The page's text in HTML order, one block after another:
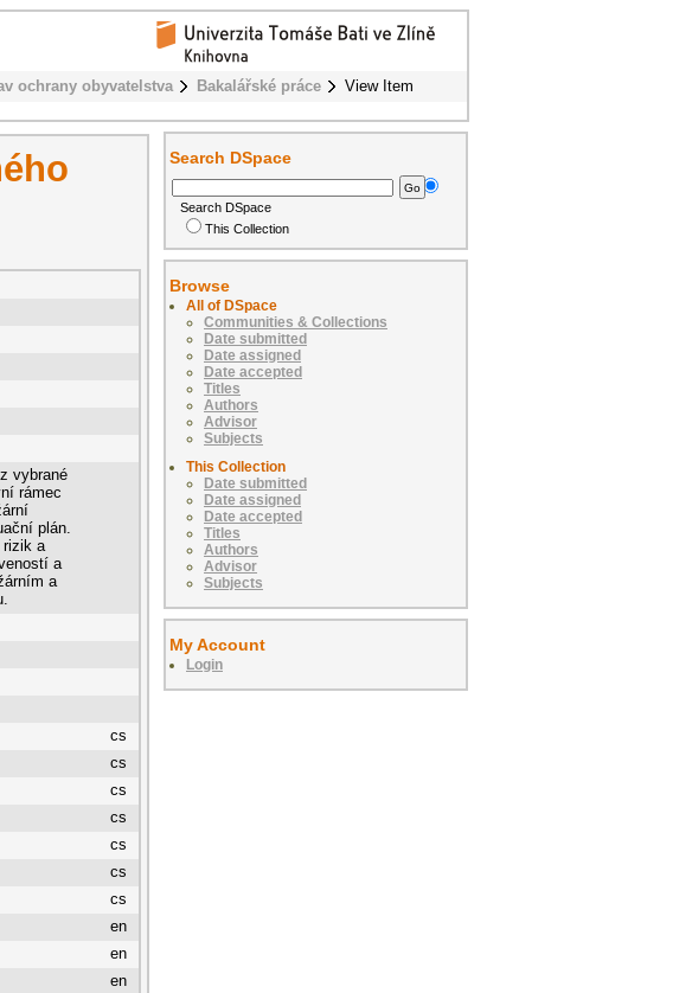
ochrany obyvatelstva Bakalářské práce View Item
vybrané
rámec
plán.
rizik a
a
a
cs
cs
cs
cs
cs
cs
cs
en
en
en
Search DSpace
Search DSpace
This Collection
Browse
All of DSpace
Communities & Collections
Date submitted
Date assigned
Date accepted
Titles
Authors
Advisor
Subjects
This Collection
Date submitted
Date assigned
Date accepted
Titles
Authors
Advisor
Subjects
My Account
Login